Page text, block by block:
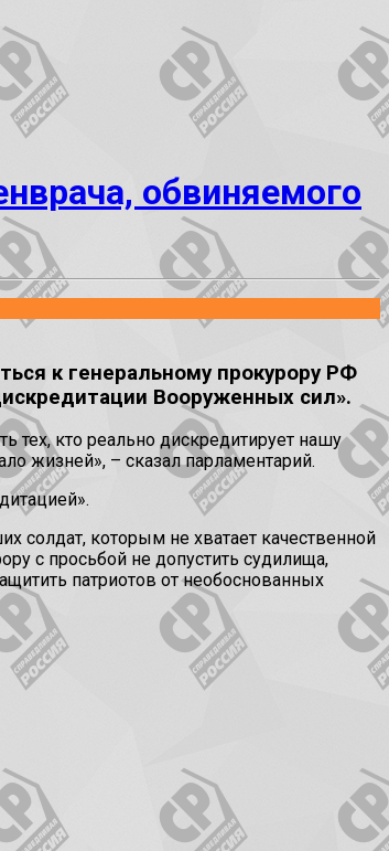
обвиняемого
к генеральному прокурору РФ
Вооруженных сил».
тех, кто реально дискредитирует нашу
жизней», – сказал парламентарий.
солдат, которым не хватает качественной
с просьбой не допустить судилища,
патриотов от необоснованных